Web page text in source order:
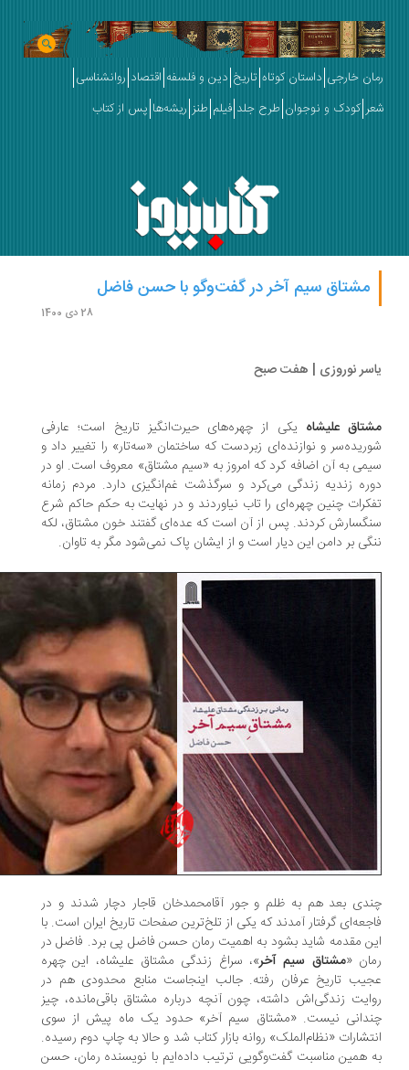
خارجی داستان کوتاه تاریخ دین و فلسفه اقتصاد روانشناسی
کودک و نوجوان طرح جلد فیلم طنز ریشه‌ها پس از کتاب
مشتاق سیم آخر در گفت‌وگو با حسن فاضل
نوروزی | هفت صبح
علیشاه یکی از چهره‌های حیرت‌انگیز تاریخ است؛ عارفی
و نوازنده‌ای زبردست که ساختمان «سه‌تار» را تغییر داد و
به آن اضافه کرد که امروز به «سیم مشتاق» معروف است. او در
زندیه زندگی می‌کرد و سرگذشت غم‌انگیزی دارد. مردم زمانه
چنین چهره‌ای را تاب نیاوردند و در نهایت به حکم حاکم شرع
کردند. پس از آن است که عده‌ای گفتند خون مشتاق، لکه
بر دامن این دیار است و از ایشان پاک نمی‌شود مگر به تاوان.
بعد هم به ظلم و جور آقا‌محمدخان قاجار دچار شدند و در
گرفتار آمدند که یکی از تلخ‌ترین صفحات تاریخ ایران است. با
مقدمه شاید بشود به اهمیت رمان حسن فاضل پی برد. فاضل در
مشتاق سیم آخر»، سراغ زندگی مشتاق علیشاه، این چهره
تاریخ عرفان رفته. جالب اینجاست منابع محدودی هم در
زندگی‌اش داشته، چون آنچه درباره مشتاق باقی‌مانده، چیز
نیست. «مشتاق سیم آخر» حدود یک ماه پیش از سوی
«نظام‌الملک» روانه بازار کتاب شد و حالا به چاپ دوم رسیده.
همین مناسبت گفت‌وگویی ترتیب داده‌ایم با نویسنده رمان، حسن